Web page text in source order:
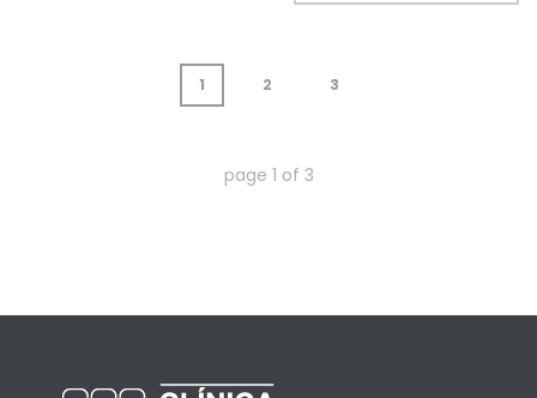
1 2 3
page 1 of 3